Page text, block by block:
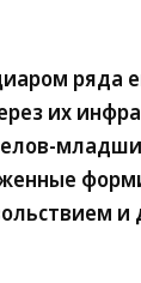
ряда
их
и